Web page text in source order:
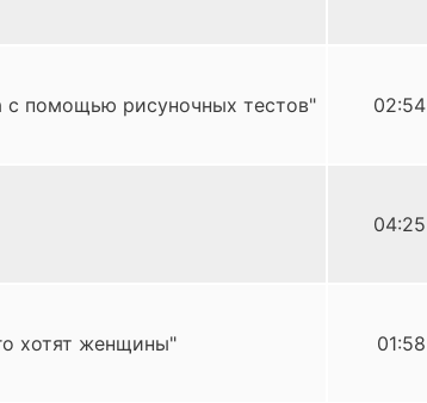
с помощью рисуночных тестов" 02:54
04:25
хотят женщины" 01:58